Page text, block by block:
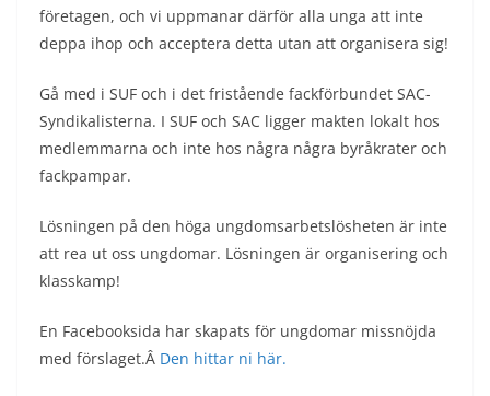
företagen, och vi uppmanar därför alla unga att inte
deppa ihop och acceptera detta utan att organisera sig!
Gå med i SUF och i det fristående fackförbundet SAC-
Syndikalisterna. I SUF och SAC ligger makten lokalt hos
medlemmarna och inte hos några några byråkrater och
fackpampar.
Lösningen på den höga ungdomsarbetslösheten är inte
att rea ut oss ungdomar. Lösningen är organisering och
klasskamp!
En Facebooksida har skapats för ungdomar missnöjda
med förslaget.Â Den hittar ni här.